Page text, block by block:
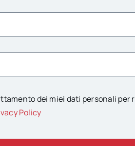
dei miei dati personali per
Policy